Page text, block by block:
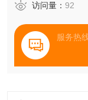
访问量： 92
服务热